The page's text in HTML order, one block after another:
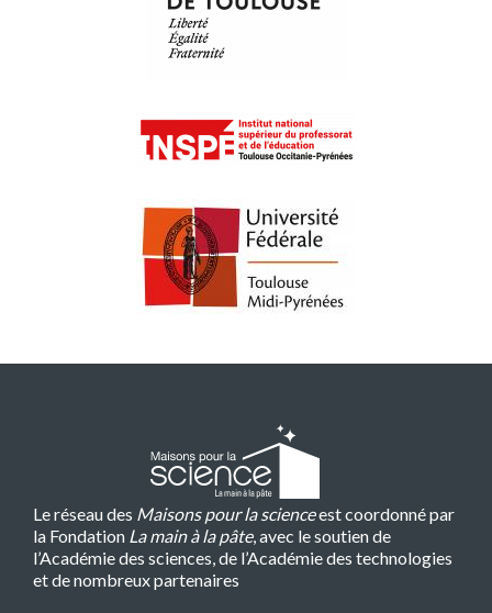
Le réseau des Maisons pour la scienceest coordonné par
la Fondation La main à la pâte, avec le soutien de
l’Académie des sciences, de l’Académie des technologies
et de nombreux partenaires